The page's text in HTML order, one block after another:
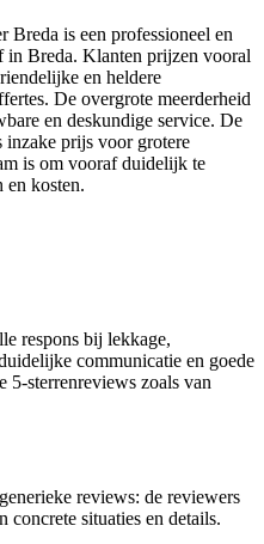
is een professioneel en
in Breda. Klanten prijzen vooral
en heldere
De overgrote meerderheid
en deskundige service. De
prijs voor grotere
is om vooraf duidelijk te
en kosten.
respons bij lekkage,
communicatie en goede
sterrenreviews zoals van
reviews: de reviewers
concrete situaties en details.